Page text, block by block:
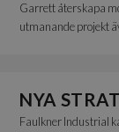
Garrett återskapa
utmanande projekt
NYA
Faulkner Industrial